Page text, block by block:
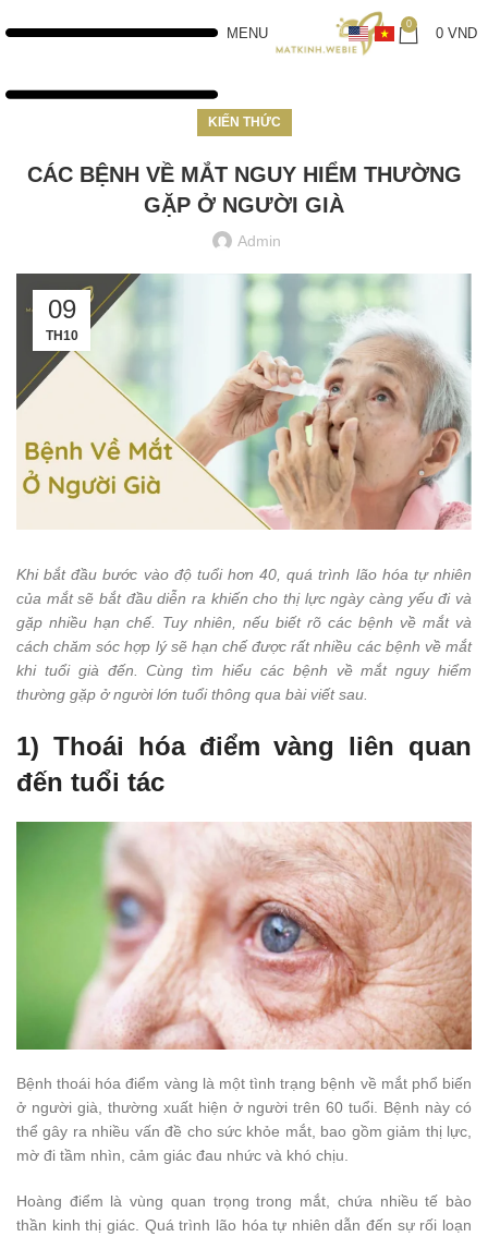
MENU
0
0 VND
KIẾN THỨC
CÁC BỆNH VỀ MẮT NGUY HIỂM THƯỜNG
GẶP Ở NGƯỜI GIÀ
Admin
09
TH10
Khi bắt đầu bước vào độ tuổi hơn 40, quá trình lão hóa tự nhiên
của mắt sẽ bắt đầu diễn ra khiến cho thị lực ngày càng yếu đi và
gặp nhiều hạn chế. Tuy nhiên, nếu biết rõ các bệnh về mắt và
cách chăm sóc hợp lý sẽ hạn chế được rất nhiều các bệnh về mắt
khi tuổi già đến. Cùng tìm hiểu các bệnh về mắt nguy hiểm
thường gặp ở người lớn tuổi thông qua bài viết sau.
1) Thoái hóa điểm vàng liên quan
đến tuổi tác
Bệnh thoái hóa điểm vàng là một tình trạng bệnh về mắt phổ biến
ở người già, thường xuất hiện ở người trên 60 tuổi. Bệnh này có
thể gây ra nhiều vấn đề cho sức khỏe mắt, bao gồm giảm thị lực,
mờ đi tầm nhìn, cảm giác đau nhức và khó chịu.
Hoàng điểm là vùng quan trọng trong mắt, chứa nhiều tế bào
thần kinh thị giác. Quá trình lão hóa tự nhiên dẫn đến sự rối loạn